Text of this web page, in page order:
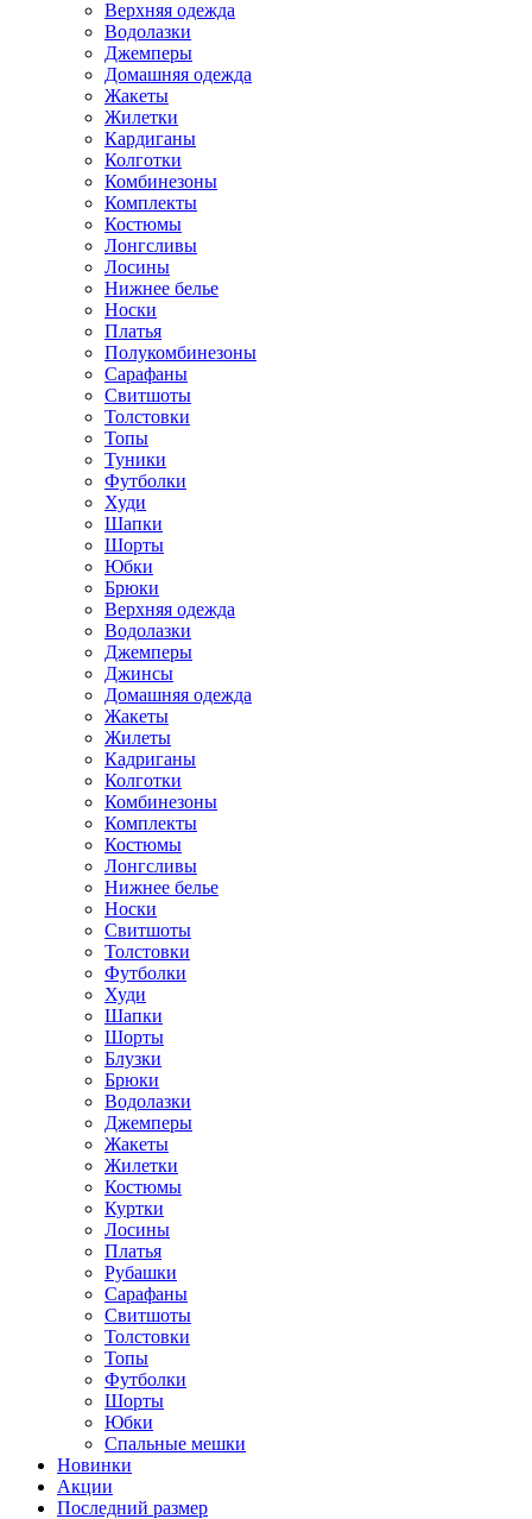
Верхняя одежда
Водолазки
Джемперы
Домашняя одежда
Жакеты
Жилетки
Кардиганы
Колготки
Комбинезоны
Комплекты
Костюмы
Лонгсливы
Лосины
Нижнее белье
Носки
Платья
Полукомбинезоны
Сарафаны
Свитшоты
Толстовки
Топы
Туники
Футболки
Худи
Шапки
Шорты
Юбки
Брюки
Верхняя одежда
Водолазки
Джемперы
Джинсы
Домашняя одежда
Жакеты
Жилеты
Кадриганы
Колготки
Комбинезоны
Комплекты
Костюмы
Лонгсливы
Нижнее белье
Носки
Свитшоты
Толстовки
Футболки
Худи
Шапки
Шорты
Блузки
Брюки
Водолазки
Джемперы
Жакеты
Жилетки
Костюмы
Куртки
Лосины
Платья
Рубашки
Сарафаны
Свитшоты
Толстовки
Топы
Футболки
Шорты
Юбки
Спальные мешки
Новинки
Акции
Последний размер